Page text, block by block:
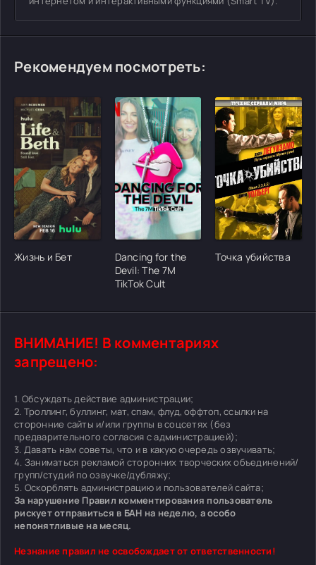
Рекомендуем посмотреть:
[/xfgiven_cvh_poster_urlcvh_poster_url]
Жизнь и Бет
[/xfgiven_cvh_poster_urlcvh_poster_url]
Dancing for the
Devil: The 7M
TikTok Cult
[/
Точка убийства
ВНИМАНИЕ! В комментариях
запрещено:
1. Обсуждать действие администрации;
2. Троллинг, буллинг, мат, спам, флуд, оффтоп, ссылки на
сторонние сайты и/или группы в соцсетях (без
предварительного согласия с администрацией);
3. Давать нам советы, что и в какую очередь озвучивать;
4. Заниматься рекламой сторонних творческих объединений/
групп/студий по озвучке/дубляжу;
5. Оскорблять администрацию и пользователей сайта;
За нарушение Правил комментирования пользователь
рискует отправиться в БАН на неделю, а особо
непонятливые на месяц.
Незнание правил не освобождает от ответственности!